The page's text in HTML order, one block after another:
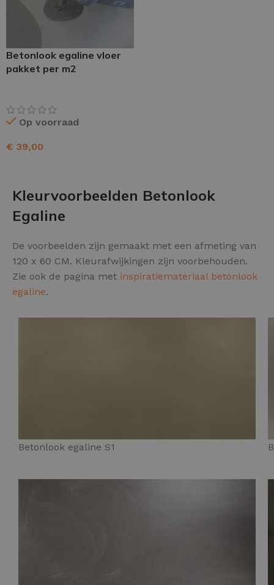
Betonlook egaline vloer
pakket per m2
Op voorraad
€ 39,00
Kleurvoorbeelden Betonlook
Egaline
De voorbeelden zijn gemaakt met een afmeting van
120 x 60 CM. Kleurafwijkingen zijn voorbehouden.
Zie ook de pagina met inspiratiemateriaal betonlook
egaline.
Betonlook egaline S1